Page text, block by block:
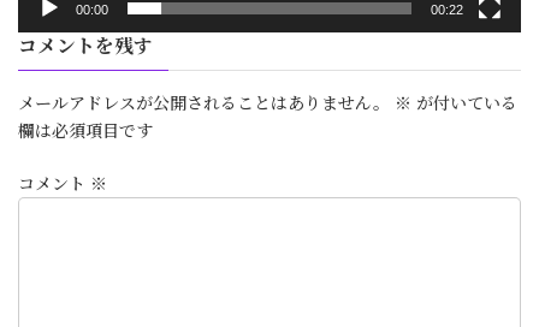
00:00 00:22
コメントを残す
メールアドレスが公開されることはありません。 ※ が付いている
欄は必須項目です
コメント ※